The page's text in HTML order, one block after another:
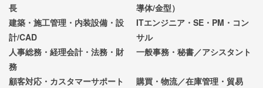
長
導体/金型）
建築・施工管理・内装設備・設
計/CAD
ITエンジニア・SE・PM・コン
サル
人事総務・経理会計・法務・財
務
一般事務・秘書／アシスタント
顧客対応・カスタマーサポート
購買・物流／在庫管理・貿易